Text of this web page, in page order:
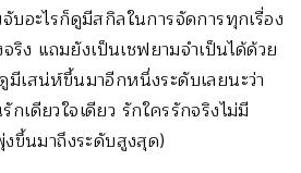
อะไรก็ดูมีสกิลในการจัดการทุกเรื่อง
จริง แถมยังเป็นเชฟยามจำเป็นได้ด้วย
เสน่ห์ขึ้นมาอีกหนึ่งระดับเลยนะว่า
เดียวใจเดียว รักใครรักจริงไม่มี
ขึ้นมาถึงระดับสูงสุด)